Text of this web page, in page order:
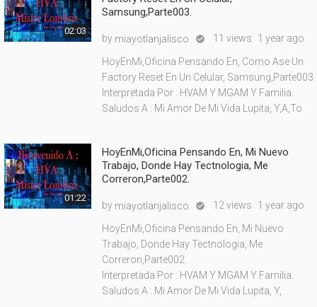
02:03
Samsung,Parte003.
by miayotlanjalisco  11 views 1 year ago
HoyEnMi,Oficina Pensando En, Como Ase Un
Factory Reset En Un Celular, Samsung,Parte003.
Interpretada Por : HVAM Y MGAM Y Familia.
Saludos A : Mi Amor De Mi Vida Lupita, Y,A,To
01:22
HoyEnMi,Oficina Pensando En, Mi Nuevo
Trabajo, Donde Hay Tectnologia, Me
Correron,Parte002.
by miayotlanjalisco  12 views 1 year ago
HoyEnMi,Oficina Pensando En, Mi Nuevo
Trabajo, Donde Hay Tectnologia, Me
Correron,Parte002.
Interpretada Por : HVAM Y MGAM Y Familia.
Saludos A : Mi Amor De Mi Vida Lupita, Y,